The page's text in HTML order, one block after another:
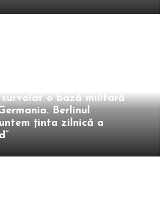
survolat o bază militară
Berlinul
ținta zilnică a